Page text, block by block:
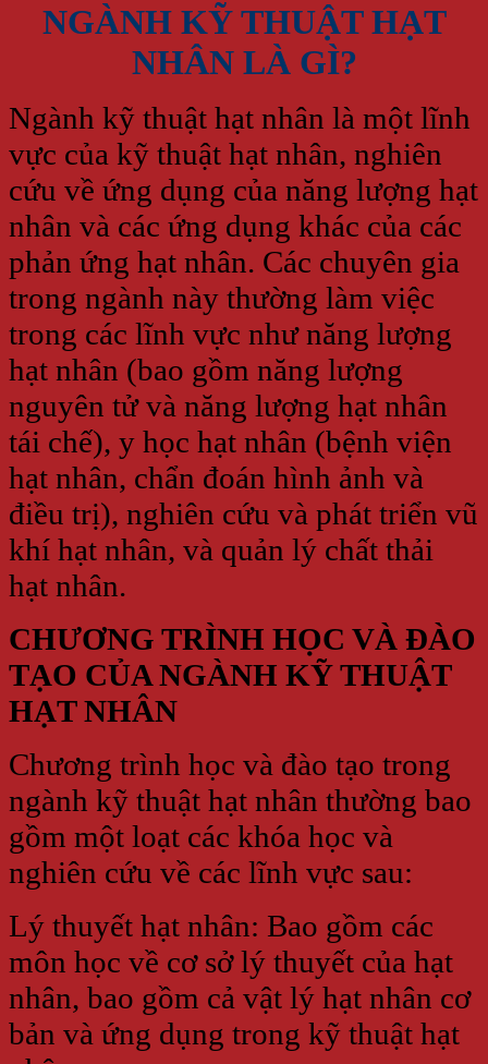
NGÀNH KỸ THUẬT HẠT
NHÂN LÀ GÌ?
Ngành kỹ thuật hạt nhân là một lĩnh
vực của kỹ thuật hạt nhân, nghiên
cứu về ứng dụng của năng lượng hạt
nhân và các ứng dụng khác của các
phản ứng hạt nhân. Các chuyên gia
trong ngành này thường làm việc
trong các lĩnh vực như năng lượng
hạt nhân (bao gồm năng lượng
nguyên tử và năng lượng hạt nhân
tái chế), y học hạt nhân (bệnh viện
hạt nhân, chẩn đoán hình ảnh và
điều trị), nghiên cứu và phát triển vũ
khí hạt nhân, và quản lý chất thải
hạt nhân.
CHƯƠNG TRÌNH HỌC VÀ ĐÀO
TẠO CỦA NGÀNH KỸ THUẬT
HẠT NHÂN
Chương trình học và đào tạo trong
ngành kỹ thuật hạt nhân thường bao
gồm một loạt các khóa học và
nghiên cứu về các lĩnh vực sau:
Lý thuyết hạt nhân: Bao gồm các
môn học về cơ sở lý thuyết của hạt
nhân, bao gồm cả vật lý hạt nhân cơ
bản và ứng dụng trong kỹ thuật hạt